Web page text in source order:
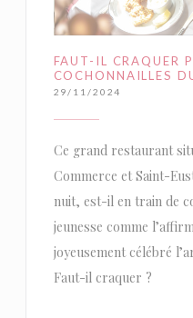
FAUT-IL CRAQUER
COCHONNAILLES
29/11/2024
Ce grand restaurant
Commerce et Saint-
nuit, est-il en train de
jeunesse comme
joyeusement célébré
Faut-il craquer ?